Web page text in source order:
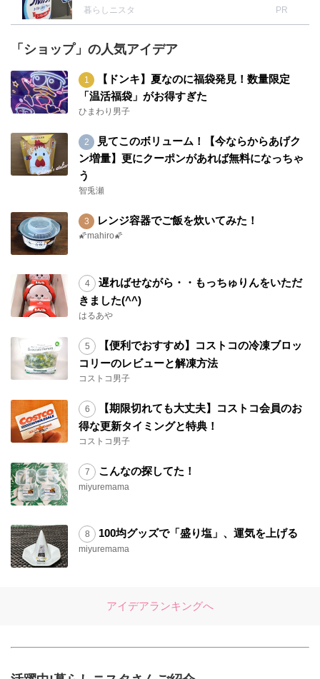
暮らしニスタ PR
「ショップ」の人気アイデア
【ドンキ】夏なのに福袋発見！数量限定
「温活福袋」がお得すぎた
ひまわり男子
見てこのボリューム！【今ならからあげク
ン増量】更にクーポンがあれば無料になっちゃ
う
智兎瀬
レンジ容器でご飯を炊いてみた！
🌠mahiro🌠
遅ればせながら・・もっちゅりんをいただ
きました(^^)
はるあや
【便利でおすすめ】コストコの冷凍ブロッ
コリーのレビューと解凍方法
コストコ男子
【期限切れても大丈夫】コストコ会員のお
得な更新タイミングと特典！
コストコ男子
こんなの探してた！
miyuremama
100均グッズで「盛り塩」、運気を上げる
miyuremama
アイデアランキングへ